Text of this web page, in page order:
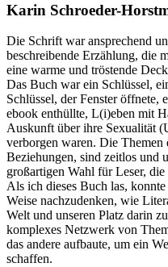
Karin Schroeder-
Die Schrift war ansprechend
beschreibende Erzählung, die
eine warme und tröstende
Das Buch war ein Schlüssel,
Schlüssel, der Fenster öffnete,
ebook enthüllte, L(i)eben mit
Auskunft über ihre Sexualität
verborgen waren. Die Themen
Beziehungen, sind zeitlos und
großartigen Wahl für Leser,
Als ich dieses Buch las,
Weise nachzudenken, wie
Welt und unseren Platz darin
komplexes Netzwerk von
das andere aufbaute, um ein
schaffen.